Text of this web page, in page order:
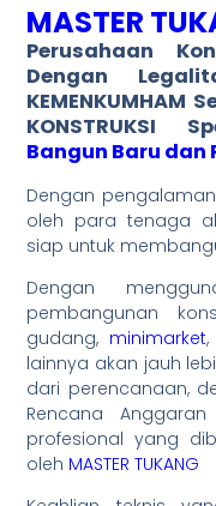
MASTER
Perusahaan
Dengan
KEMENKUMHAM
KONSTRUKSI
Bangun Baru dan
Dengan
oleh para tenaga
siap untuk
Dengan
pembangunan
gudang, minimarket
lainnya akan jauh
dari perencanaan,
Rencana
profesional yang
oleh MASTER TUKANG